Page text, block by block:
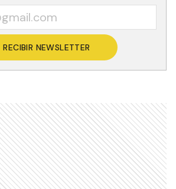
RECIBIR NEWSLETTER